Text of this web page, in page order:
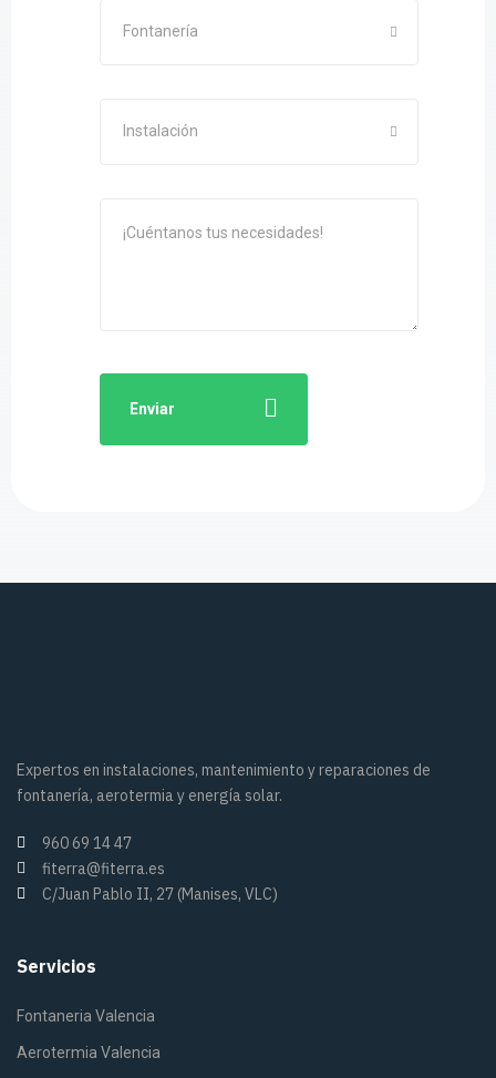
Fontanería
Instalación
Enviar
Expertos en instalaciones, mantenimiento y reparaciones de
fontanería, aerotermia y energía solar.
960 69 14 47
fiterra@fiterra.es
C/Juan Pablo II, 27 (Manises, VLC)
Servicios
Fontaneria Valencia
Aerotermia Valencia